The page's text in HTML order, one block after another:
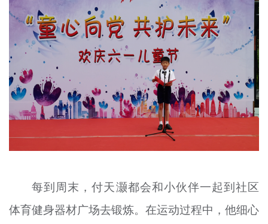
每到周末，付天灏都会和小伙伴一起到社区
体育健身器材广场去锻炼。在运动过程中，他细心